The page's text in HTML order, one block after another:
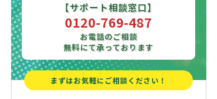
【サポート相談窓口】
0120-769-487
お電話のご相談
無料にて承っております
まずはお気軽にご相談ください！